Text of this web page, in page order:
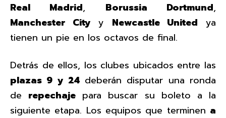
Real Madrid, Borussia Dortmund,
Manchester City y Newcastle United ya
tienen un pie en los octavos de final.
Detrás de ellos, los clubes ubicados entre las
plazas 9 y 24deberán disputar una ronda
de repechaje para buscar su boleto a la
siguiente etapa. Los equipos que terminen a